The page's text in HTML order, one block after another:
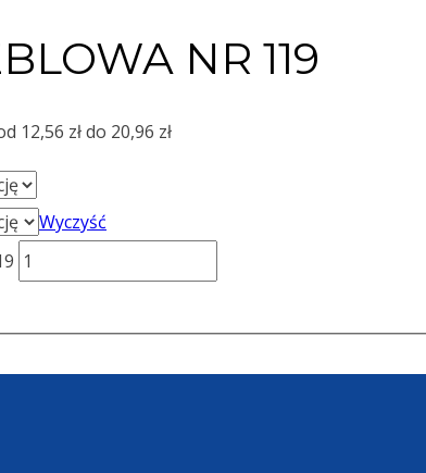
NR 119
12,56 zł do 20,96 zł
Wyczyść